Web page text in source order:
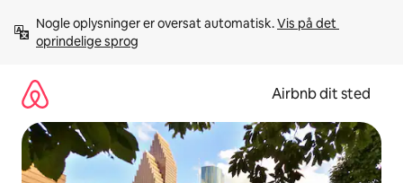
videre
Nogle oplysninger er oversat automatisk. Vis på det
oprindelige sprog
Airbnb dit sted